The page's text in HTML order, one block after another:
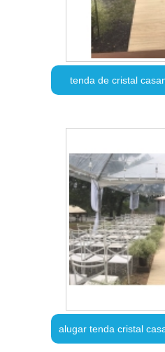
tenda de cristal
alugar tenda cristal